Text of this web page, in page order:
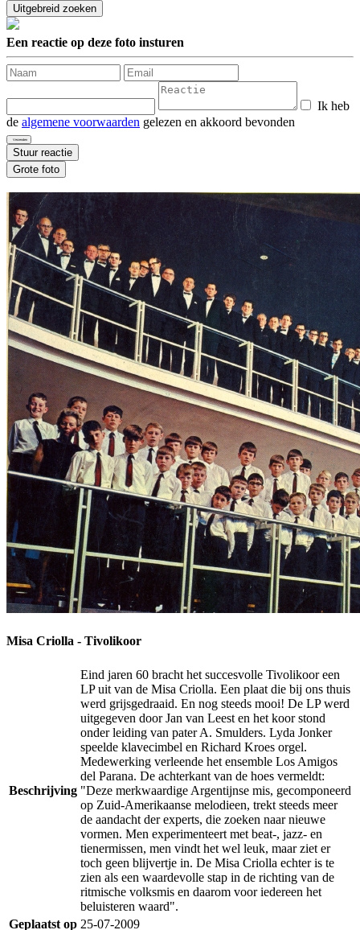
Een reactie op deze foto insturen
Ik heb
de algemene voorwaarden gelezen en akkoord bevonden
Misa Criolla - Tivolikoor
Beschrijving
Eind jaren 60 bracht het succesvolle Tivolikoor een
LP uit van de Misa Criolla. Een plaat die bij ons thuis
werd grijsgedraaid. En nog steeds mooi! De LP werd
uitgegeven door Jan van Leest en het koor stond
onder leiding van pater A. Smulders. Lyda Jonker
speelde klavecimbel en Richard Kroes orgel.
Medewerking verleende het ensemble Los Amigos
del Parana. De achterkant van de hoes vermeldt:
"Deze merkwaardige Argentijnse mis, gecomponeerd
op Zuid-Amerikaanse melodieen, trekt steeds meer
de aandacht der experts, die zoeken naar nieuwe
vormen. Men experimenteert met beat-, jazz- en
tienermissen, men vindt het wel leuk, maar ziet er
toch geen blijvertje in. De Misa Criolla echter is te
zien als een waardevolle stap in de richting van de
ritmische volksmis en daarom voor iedereen het
beluisteren waard".
Geplaatst op 25-07-2009